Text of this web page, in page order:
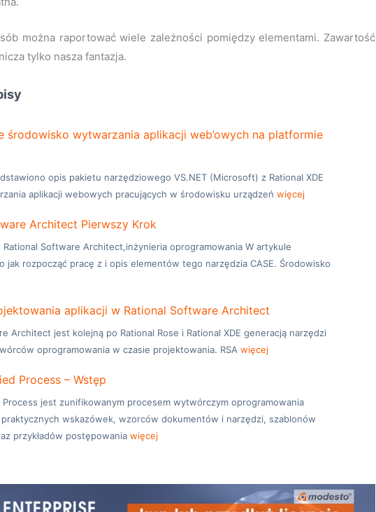
można raportować wiele zależności pomiędzy elementami. Zawartość
tylko nasza fantazja.
środowisko wytwarzania aplikacji web’owych na platformie
opis pakietu narzędziowego VS.NET (Microsoft) z Rational XDE
aplikacji webowych pracujących w środowisku urządzeńwięcej
Architect Pierwszy Krok
Rational Software Architect,inżynieria oprogramowania W artykule
jak rozpocząć pracę z i opis elementów tego narzędzia CASE. Środowisko
aplikacji w Rational Software Architect
Architect jest kolejną po Rational Rose i Rational XDE generacją narzędzi
oprogramowania w czasie projektowania. RSAwięcej
Process – Wstęp
Process jest zunifikowanym procesem wytwórczym oprogramowania
wskazówek, wzorców dokumentów i narzędzi, szablonów
przykładów postępowaniawięcej